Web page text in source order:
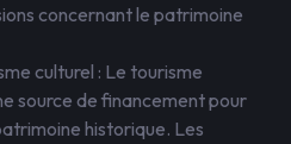
concernant le patrimoine
culturel : Le tourisme
source de financement pour
historique. Les